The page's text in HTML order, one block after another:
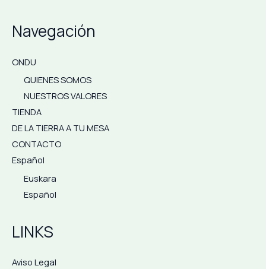
Navegación
ONDU
QUIENES SOMOS
NUESTROS VALORES
TIENDA
DE LA TIERRA A TU MESA
CONTACTO
Español
Euskara
Español
LINKS
Aviso Legal